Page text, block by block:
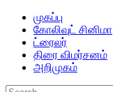
முகப்பு
கோலிவுட் சினிமா
ட்ரைலர்
திரை விமர்சனம்
அறிமுகம்